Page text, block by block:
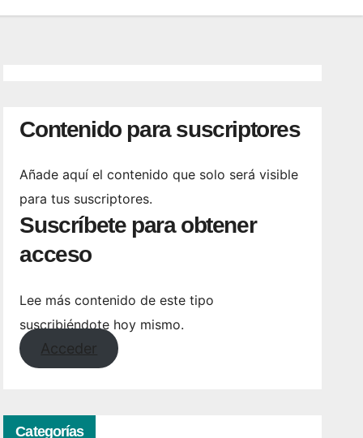
Contenido para suscriptores
Añade aquí el contenido que solo será visible
para tus suscriptores.
Suscríbete para obtener
acceso
Lee más contenido de este tipo
suscribiéndote hoy mismo.
Acceder
Categorías